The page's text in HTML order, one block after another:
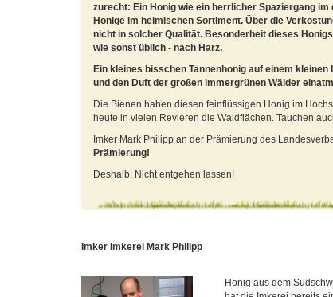
zurecht: Ein Honig wie ein herrlicher Spaziergang
Honige im heimischen Sortiment. Über die
nicht in solcher Qualität. Besonderheit dieses
wie sonst üblich - nach Harz.
Ein kleines bisschen Tannenhonig auf einem
und den Duft der großen immergrünen Wälder
Die Bienen haben diesen feinflüssigen Honig im
heute in vielen Revieren die Waldflächen. Tauchen
Imker Mark Philipp an der Prämierung des
Prämierung!
Deshalb: Nicht entgehen lassen!
Imker Imkerei Mark Philipp
Honig aus dem